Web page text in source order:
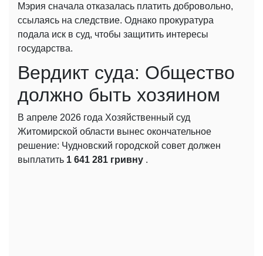
Мэрия сначала отказалась платить добровольно,
ссылаясь на следствие. Однако прокуратура
подала иск в суд, чтобы защитить интересы
государства.
Вердикт суда: Общество
должно быть хозяином
В апреле 2026 года Хозяйственный суд
Житомирской области вынес окончательное
решение: Чудновский городской совет должен
выплатить 1 641 281 гривну .